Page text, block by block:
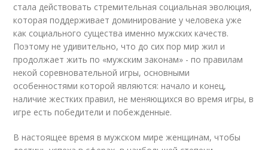
стала действовать стремительная социальная эволюция,
которая поддерживает доминирование у человека уже
как социального существа именно мужских качеств.
Поэтому не удивительно, что до сих пор мир жил и
продолжает жить по «мужским законам» - по правилам
некой соревновательной игры, основными
особенностями которой являются: начало и конец,
наличие жестких правил, не меняющихся во время игры, в
игре есть победители и побежденные.
В настоящее время в мужском мире женщинам, чтобы